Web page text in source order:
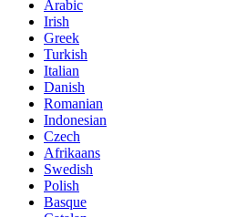
Arabic
Irish
Greek
Turkish
Italian
Danish
Romanian
Indonesian
Czech
Afrikaans
Swedish
Polish
Basque